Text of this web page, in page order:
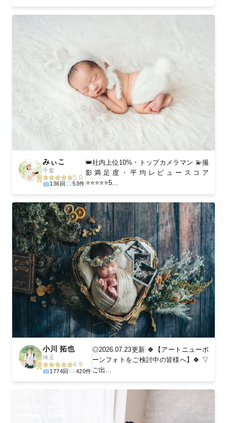
みぃこ
千葉
5.0
136回 53件
👑社内上位10%・トップカメラマン 💫撮
影満足度・平均レビュースコア
⭐️⭐️⭐️⭐️⭐️5...
小川 拓也
埼玉
4.9
1774回 420件
◎2026.07.23更新 🍀【アートニューボ
ーンフォトをご検討中の皆様へ】🍀 ▽
ご出...